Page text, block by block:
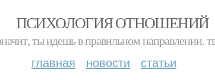
ПСИХОЛОГИЯ ОТНОШЕНИЙ
ты идешь в правильном направлении.
главная новости статьи